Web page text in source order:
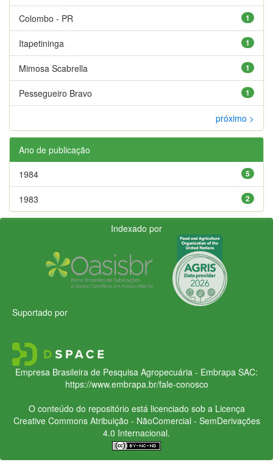
1
Colombo - PR
1
Itapetininga
1
Mimosa Scabrella
1
Pessegueiro Bravo
próximo >
Ano de publicação
5
1984
2
1983
Indexado por
Suportado por
Empresa Brasileira de Pesquisa Agropecuária - Embrapa SAC:
https://www.embrapa.br/fale-conosco
O conteúdo do repositório está licenciado sob a Licença
Creative CommonsAtribuição - NãoComercial - SemDerivações
4.0 Internacional.